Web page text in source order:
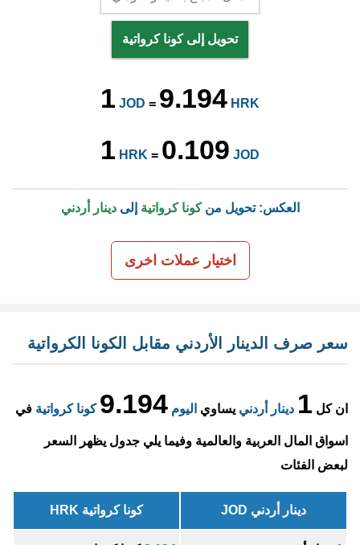
تحويل إلى كونا كرواتية
1 JOD = 9.194 HRK
1 HRK = 0.109 JOD
العكس: تحويل منكونا كرواتية إلىدينار أردني
اختيار عملات اخرى
سعر صرف الدينار الأردني مقابل الكونا الكرواتية
ان كل 1 دينار أردني يساوي اليوم 9.194 كونا كرواتية في
اسواق المال العربية والعالمية وفيما يلي جدول يظهر السعر
لبعض الفئات
دينار أردني JOD كونا كرواتية HRK